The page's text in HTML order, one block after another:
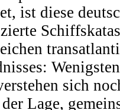
ist diese
sich
Lage,